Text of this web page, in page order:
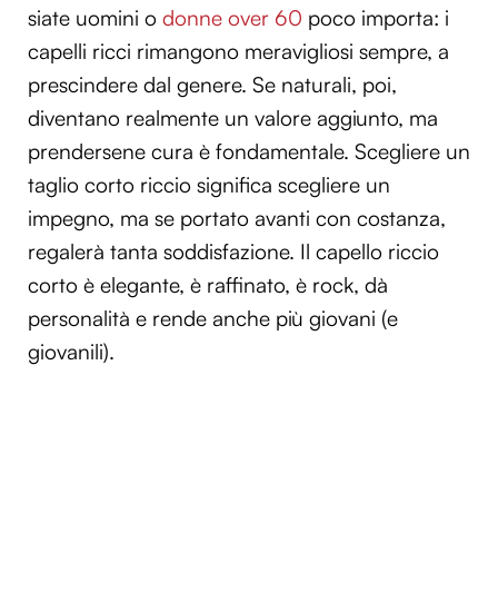
siate uomini o donne over 60 poco importa: i
capelli ricci rimangono meravigliosi sempre, a
prescindere dal genere. Se naturali, poi,
diventano realmente un valore aggiunto, ma
prendersene cura è fondamentale. Scegliere un
taglio corto riccio significa scegliere un
impegno, ma se portato avanti con costanza,
regalerà tanta soddisfazione. Il capello riccio
corto è elegante, è raffinato, è rock, dà
personalità e rende anche più giovani (e
giovanili).